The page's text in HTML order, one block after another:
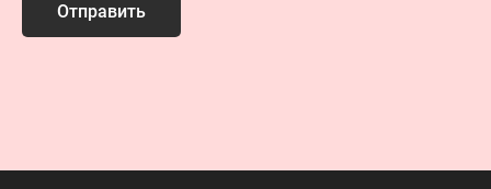
Отправить